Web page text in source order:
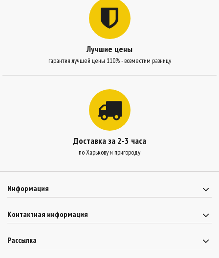
Лучшие цены
гарантия лучшей цены 110% - возместим разницу
Доставка за 2-3 часа
по Харькову и пригороду
Информация
Контактная информация
Рассылка